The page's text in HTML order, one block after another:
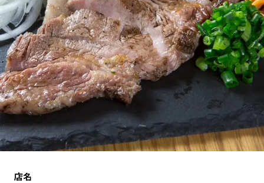
岡山エリア
広島エリア
山口エリア
徳島エリア
香川エリア
愛媛エリア
高知エリア
福岡エリア
佐賀エリア
長崎エリア
熊本エリア
大分エリア
宮崎エリア
鹿児島エリア
沖縄エリア
店名